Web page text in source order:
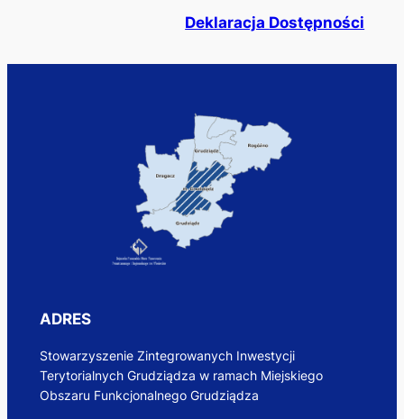
Deklaracja Dostępności
ADRES
Stowarzyszenie Zintegrowanych Inwestycji
Terytorialnych Grudziądza w ramach Miejskiego
Obszaru Funkcjonalnego Grudziądza